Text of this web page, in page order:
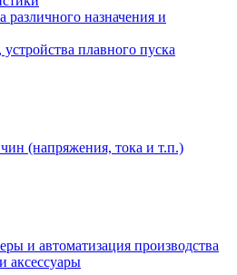
различного назначения и
плавного пуска
(напряжения, тока и т.п.)
и автоматизация производства
аксессуары